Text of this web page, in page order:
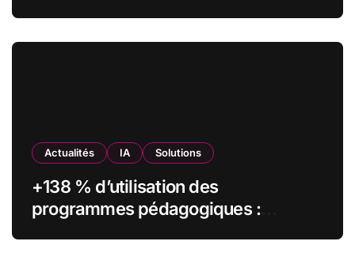
Actualités IA Solutions
+138 % d’utilisation des
programmes pédagogiques :